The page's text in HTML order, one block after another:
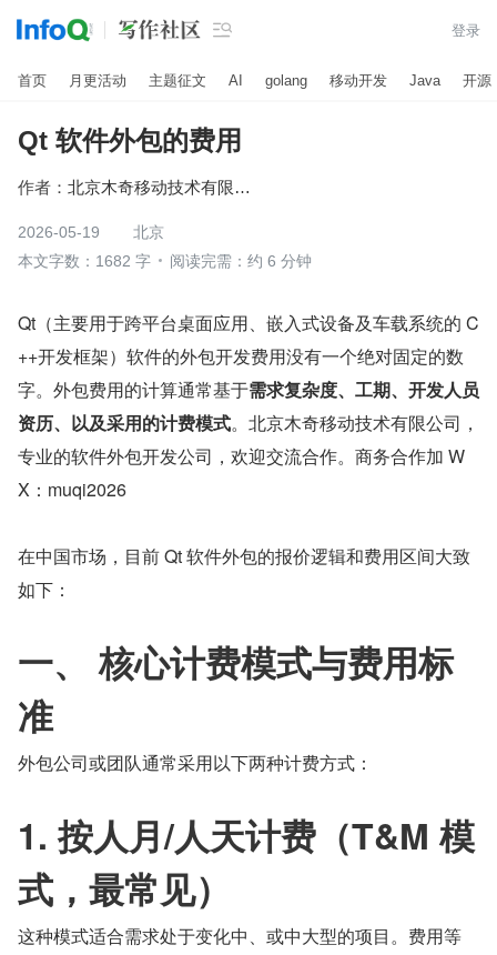
 登录
首页 月更活动 主题征文 AI golang 移动开发 Java 开源
Qt 软件外包的费用
作者： 北京木奇移动技术有限公司
2026-05-19
北京
本文字数：1682 字
阅读完需：约 6 分钟
Qt（主要用于跨平台桌面应用、嵌入式设备及车载系统的 C
++开发框架）软件的外包开发费用没有一个绝对固定的数
字。外包费用的计算通常基于需求复杂度、工期、开发人员
资历、以及采用的计费模式。北京木奇移动技术有限公司，
专业的软件外包开发公司，欢迎交流合作。商务合作加 W
X：muqi2026
在中国市场，目前 Qt 软件外包的报价逻辑和费用区间大致
如下：
一、 核心计费模式与费用标
准
外包公司或团队通常采用以下两种计费方式：
1. 按人月/人天计费（T&M 模
式，最常见）
这种模式适合需求处于变化中、或中大型的项目。费用等